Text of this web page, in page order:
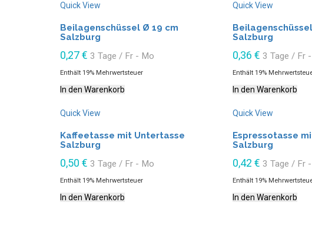
Quick View
Beilagenschüssel Ø 19 cm
Salzburg
0,27€ 3 Tage / Fr - Mo
Enthält 19% Mehrwertsteuer
In den Warenkorb
Quick View
Salzburg
0,36 € 3 Tage / Fr
Enthält 19%
In den Warenkorb
Quick View
Kaffeetasse mit Untertasse
Salzburg
0,50 € 3 Tage / Fr - Mo
Enthält 19% Mehrwertsteuer
In den Warenkorb
Quick View
Espressotasse
Salzburg
0,42 € 3 Tage / Fr
Enthält 19%
In den Warenkorb